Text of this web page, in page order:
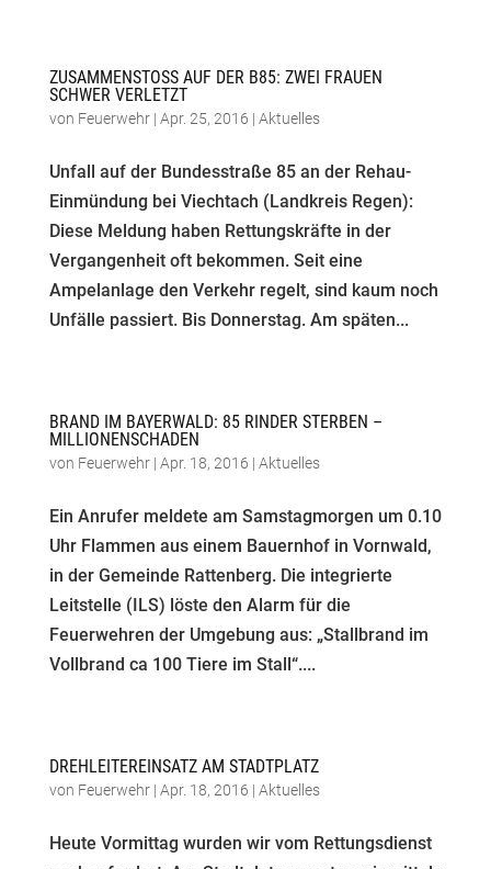
ZUSAMMENSTOSS AUF DER B85: ZWEI FRAUEN S
CHWER VERLETZT
von Feuerwehr| Apr. 25, 2016 | Aktuelles
Unfall auf der Bundesstraße 85 an der Rehau-
Einmündung bei Viechtach (Landkreis Regen):
Diese Meldung haben Rettungskräfte in der
Vergangenheit oft bekommen. Seit eine
Ampelanlage den Verkehr regelt, sind kaum noch
Unfälle passiert. Bis Donnerstag. Am späten...
BRAND IM BAYERWALD: 85 RINDER STERBEN –
MILLIONENSCHADEN
von Feuerwehr| Apr. 18, 2016 | Aktuelles
Ein Anrufer meldete am Samstagmorgen um 0.10
Uhr Flammen aus einem Bauernhof in Vornwald,
in der Gemeinde Rattenberg. Die integrierte
Leitstelle (ILS) löste den Alarm für die
Feuerwehren der Umgebung aus: „Stallbrand im
Vollbrand ca 100 Tiere im Stall“....
DREHLEITEREINSATZ AM STADTPLATZ
von Feuerwehr| Apr. 18, 2016 | Aktuelles
Heute Vormittag wurden wir vom Rettungsdienst